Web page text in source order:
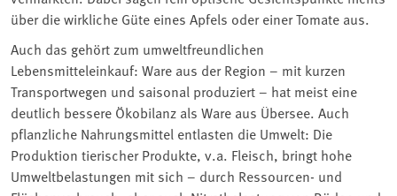
über die wirkliche Güte eines Apfels oder einer Tomate aus.
Auch das gehört zum umweltfreundlichen
Lebensmitteleinkauf: Ware aus der Region – mit kurzen
Transportwegen und saisonal produziert – hat meist eine
deutlich bessere Ökobilanz als Ware aus Übersee. Auch
pflanzliche Nahrungsmittel entlasten die Umwelt: Die
Produktion tierischer Produkte, v.a. Fleisch, bringt hohe
Umweltbelastungen mit sich – durch Ressourcen- und